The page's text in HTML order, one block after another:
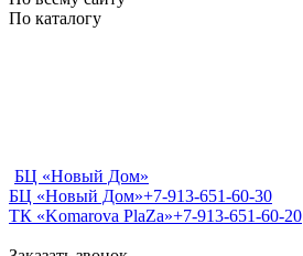
По каталогу
БЦ «Новый Дом»
БЦ «Новый Дом»+7-913-651-60-30
ТК «Komarova PlaZa»+7-913-651-60-20